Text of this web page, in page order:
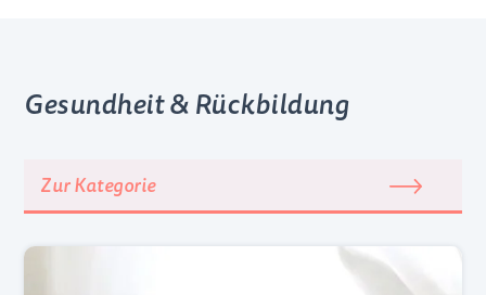
Gesundheit & Rückbildung
Zur Kategorie